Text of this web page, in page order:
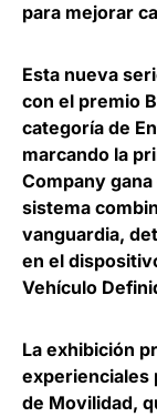
para mejorar
Esta nueva
con el premio
categoría de
marcando la
Company
sistema
vanguardia,
en el
Vehículo
La exhibición
experienciales
de Movilidad,